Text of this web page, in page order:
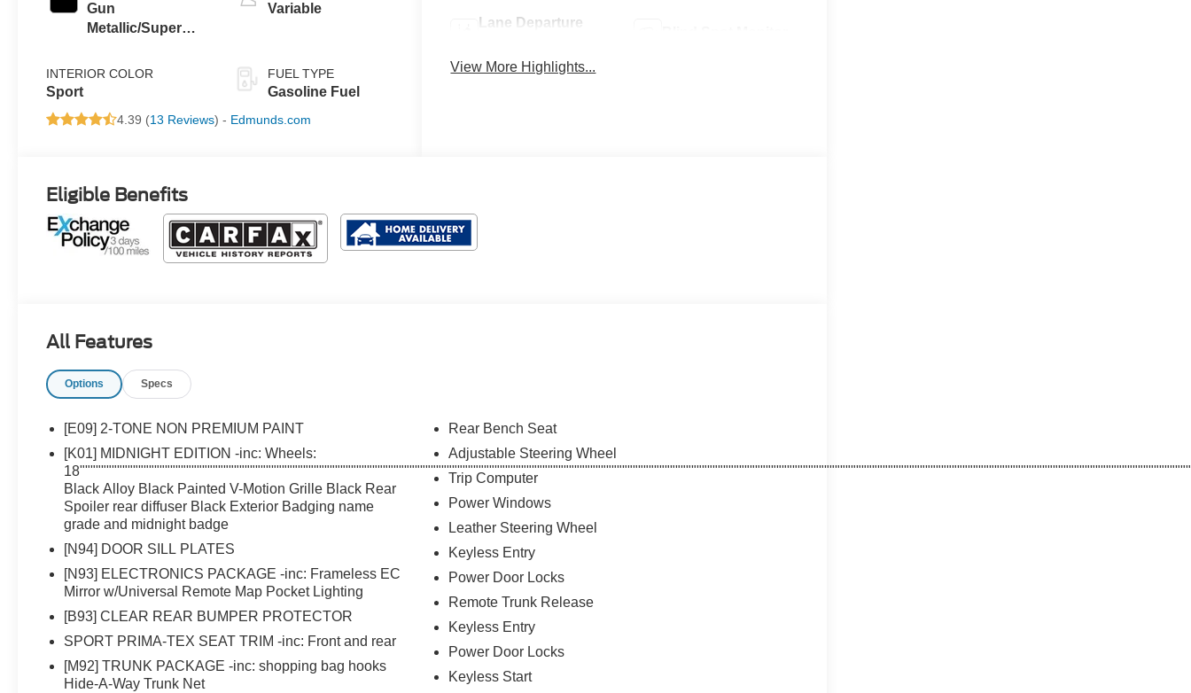
Gun
Metallic/Super
INTERIOR COLOR
Sport
Variable
FUEL TYPE
Gasoline Fuel
4.39 (13 Reviews) - Edmunds.com
Lane Departure
View More Highlights...
Eligible Benefits
All Features
Options Specs
[E09] 2-TONE NON PREMIUM PAINT
[K01] MIDNIGHT EDITION -inc: Wheels: 18"""""""""""""""""""""""""""""""""""""""""""""""""""""""""""""""""""""""""""""""""""""""""""""""""""""""""""""""""""""""""""""""""""""""""""""""""""""""""""""""""""""""""""""""""""""""""""""""""""""""""""""""""""""""""""""""""""""""""""""""""""""""""""""""""""""""""""""""""""""""""""""""""""""""""""""""""""""""""""""""""""""""""""""""""""""""""""""""""""""""""""""""""""""""""""""""""""""""""""""""""""""""""""""""""""""""""""""""""""""""""""""""""""""""""""""""""""""""""""""""""""""""""""""""""""""""""""""""""""""""""""""""""""""""""""""""""""""""""""""""""""""""""""""""""""""""""""""""""""""""""""""""""""""""""""""""""""""""""""""""""""""""""""""""""""""""""""""""""""""""""""""""""""""""""""""""""""""""""""""""""""""""""""""""""""""""""""""""""""""""""""""""""""""""""""""""""""""""""""""""""""""""""""""""""""""""""""""""""""""""""""""""""""""""""""""""""""""""""""""""""""""""""""""""""""""""""""""""""""""""""""""""""""""""""""""""""""""""""""""""""""""""""""""""""""""""""""""""""""""""""""""""""""""""""""""""""""""""""""""""""""""""""""""""""""""""""""""""""""""""""""""""""""""""""""""""""""""""""""""""""""""""""""""""""""""""""""""""""""""""""""""""""""""""""""""""""""""""""""""""""""""""""""""""""""""""""""""""""""""""""""""""""""""""""""""""""""""""""""""""""""""""""""""""""""""""""""""""""""""""""""""""""""""""""""""""""""""""""""""""""""""""""""""""""""""""""""""""""""""""""""""""""""""""""""""""""""""""""""""""""""""""""""""""""""""""""""""""""""""""""""""""""""""""""""""""""""""""""""""""""""""""""""""""""""""""""""""""""""""""""""""""""""""""""""""""""""""""""""""""""""""""""""""""""""""""""""""""""""""""""""""""""""""""""""""""""""""""""""""""""""""""""""""""""""""""""""""""""""""""""""""""""""""""""""""""""""""""""""""""""""""""""""""""""""""""""""""""""""""""""""""""""""""""""""""""""""""""""""""""""""""""""""""""""""""""""""""""""""""""""""""""""""""""""""""""""""""""""""""""""""""""""""""""""""""""""""""""""""""""""""""""""""""""""""""""""""""""""""""""""""""""""""""""""""""""""""""""""""""""""""""""""""""""""""""""""""""""""""""""""""""""""""""""""""""""""""""""""""""""""""""""""""""""""""""""""""""""""""""""""""""""""""""""""""""""""""""""""""""""""""""""""""""""""""""""""""""""""""""""""""""""""""""""""""""""""""""""""""""""""""""""""""""""""""""""""""""""""""""""""""""""""""""""""""""""""""""""""""""""""""""""""""""""""""""""""""""""""""""""""""""""""""""""""""""""""""""""""""""""""""""""""""""""""""""""""""""""""""""""""""""""""""""""""""""""""""""""""""""""""""""""""""""""""""""""""""""""""""""""""""""""""""""""""""""""""""""""""""""""""""""""""""""""""""""""""""""""""""""""""""""""""""""""""""""""""""""""""""""""""""""""""""""""""""""""""""""""""""""""""""""""""""""""""""""""""""""""""""""""""""""""""""""""""""""""""""""""""""""""""""""""""""""""""""""""""""""""""""""""""""""""""""""""""""""""""""""""""""""""""""""""""""""""""""""""""""""""""""""""""""""""""""""""""""""""""""""""""""""""""""""""""""""""""""""""""""""""""""""""""""""""""""""""""""""""""""""""""""""""""""""""""""""""""""""""""""""""""""""""""""""""""""""""""""""""""""""""""""""""""""""""""""""""""""""""""""""""""""""""""""""""""""""""""""""""""""""""""""""""""""""""""""""""""""""""""""""""""""""""""""""""""""""""""""""""""""""""""""""""""""""""""""""""""""""""""""""""""""""""""""""""""""""""""""""""""""""""""""""""""""""""""""""""""""""""""""""""""""""""""""""""""""""""""""""""""""""""""""""""""""""""""""""""""""""""""""""""""""""""""""""""""""""""""""""""""""""""""""""""""""""""""""""""""""""""""""""""""""""""""""""""""""""""""""""""""""""""""""""""""""""""""""""""""""""""""""""""""""""""""""""""""""""""""""""""""""""""""""""""""""""""""""""""""""""""""""""""""""""""""""""""""""""""""""""""""""""""""""""""""""""""""""""""""""""""""""""""""""""""""""""""""""""""""""""""""""""""""""""""""""""""""""""""""""""""""""""""""""""""""""""""""""""""""""""""""""""""""""""""""""""""""""""""""""""""""""""""""""""""""""""""""""""""""""""""""""""""""""""""""""""""""""""""""""""""""""""""""""""""""""""""""""""""""""""""""""""""""""""""""""""""""""""""""""""""""""""""""""""""""""""""""""""""""""""""""""""""""""""""""""""""""""""""""""""""""""""""""""""""""""""""""""""""""""""""""""""""""""""""""""""""""""""""""""""""""""""""""""""""""""""""""""""""""""""""""""""""""""""""""""""""""""""""""""""""""""""""""""""""""""""""""""""""""""""""""""""""""""""""""""""""""""""""""""""""""""""""""""""""""""""""""""""""""""""""""""""""""""""""""""""""""""""""""""""""""""""""""""""""""""""""""""""""""""""""""""""""""""""""""""""""""""""""""""""""""""""""""""""""""""""""""""""""""""""""""""""""""""""""""""""""""""""""""""""""""""""""""""""""""""""""""""""""""""""""""""""""""""""""""""""""""""""""""""""""""""""""""""""""""""""""""""""""""""""""""""""""""""""""""""""""""""""""""""""""""""""""""""""""""""""""""""""""""""""""""""""""""""""""""""""""""""""""""""""""""""""""""""""""""""""""""""""""""""""""""""""""""""""""""""""""""""""""""""""""""""""""""""""""""""""""""""""""""""""""""""""""""""""""""""""""""""""""""""""""""""""""""""""""""""""""""""""""""""""""""""""""""""""""""""""""""""""""""""""""""""""""""""""""""""""""""""""""""""""""""""""""""""""""""""""""""""""""""""""""""""""""""""""""""""""""""""""""""""""""""""""""""""""""""""""""""""""""""""""""""""""""""""""""""""""""""""""""""""""""""""""""""""""""""""""""""""""""""""""""""""""""""""""""""""""""""""""""""""""""""""""""""""""""""""""""""""""""""""""""""""""""""""""""""""""""""""""""""""""""""""""""""""""""""""""""""""""""""""""""""""""""""""""""""""""""""""""""""""""""""""""""""""""""""""""""""""""""""""""""""""""""""""""""""""""""""""""""""""""""""""""""""""""""""""""""""""""""""""""""""""""""""""""""""""""""""""""""""""""""""""""""""""""""""""""""""""""""""""""""""""""""""""""""""""""""""""""""""""""""""""""""""""""""""""""""""""""""""""""""""""""""""""""""""""""""""""""""""""""""""""""""""""""""""""""""""""""""""""""""""""""""""""""""""""""""""""""""""""""""""""""""""""""""""""""""""""""""""""""""""""""""""""""""""""""""""""""""""""""""""""""""""""""""""""""""""""""""""""""""""""""""""""""""""""""""""""""""""""""""""""""""""""""""""""""""""""""""""""""""""""""""""""""""""""""""""""""""""""""""""""""""""""""""""""""""""""""""""""""""""""""""""""""""""""""""""""""""""""""""""""""""""""""""""""""""""""""""""""""""""""""""""""""""""""""""""""""""""""""""""""""""""""""""""""""""""""""""""""""""""""""""""""""""""""""""""""""""""""""""""""""""""""""""""""""""""""""""""""""""""""""""""""""""""""""""""""""""""""""""""""""""""""""""""""""""""""""""""""""""""""""""""""""""""""""""""""""""""""""""""""""""""""""""""""""""""""""""""""""""""""""""""""""""""""""""""""""""""""""""""""""""""""""""""""""""""""""""""""""""""""""""""""""""""""""""""""""""""""""""""""""""""""""""""""""""""""""""""""""""""""""""""""""""""""""""""""""""""""""""""""""""""""""""""""""""""""""""""""""""""""""""""""""""""""""""""""""""""""""""""""""""""""""""""""""""""""""""""""""""""""""""""""""""""""""""""""""""""""""""""""""""""""""""""""""""""""""""""""""""""""""""""""""""""""""""""""""""""""""""""""""""""""""""""""""""""""""""""""""""""""""""""""""""""""""""""""""""""""""""""""""""""""""""""""""""""""""""""""""""""""""""""""""""""""""""""""""""""""""""""""""""""""""""""""""""""""""""""""""""""""""""""""""""""""""""""""""""""""""""""""""""""""""""""""""""""""""""""""""""""""""""""""""""""""""""""""""""""""""""""""""""""""""""""""""""""""""""""""""""""""""""""""""""""""""""""""""""""""""""""""""""""""""""""""""""""""""""""""""""""""""""""""""""""""""""""""""""""""""""""""""""""""""""""""""""""""""""""""""""""""""""""""""""""""""""""""""""""""""""""""""""""""""""""""""""""""""""""""""""""""""""""""""""""""""""""""""""""""""""""""""""""""""""""""""""""""""""""""""""""""""""""""""""""""""""""""""""""""""""""""""""""""""""""""""""""""""""""""""""""""""""""""""""""""""""""""""""""""""""""""""""""""""""""""""""""""""""""""""""""""""""""""""""""""""""""""""""""""""""""""""""""""""""""""""""""""""""""""""""""""""""""""""""""""""""""""""""""""""""""""""""""""""""""""""""""""""""""""""""""""""""""""""""""""""""""""""""""""""""""""""""""""""""""""""""""""""""""""""""""""""""""""""""""""""""""""""""""""""""""""""""""""""""""""""""""""""""""""""""""""""""""""""""""""""""""""""""""""""""""""""""""""""""""""""""""""""""""""""""""""""""""""""""""""""""""""""""""""""""""""""""""""""""""""""""""""""""""""""""""""""""""""""""""""""""""""""""""""""""""""""""""""""""""""""""""""""""""""""""""""""""""""""""""""""""""""""""""""""""""""""""""""""""""""""""""""""""""""""""""""""""""""""""""""""""""""""""""""""""""""""""""""""""""""""""""""""""""""""""""""""""""""""""""""""""""""""""""""""""""""""""""""""""""""""""""""""""""""""""""""""""""""""""""""""""""""""""""""""""""""""""""""""""""""""""""""""""""""""""""""""""""""""""""""""""""""""""""""""""""""""""""""""""""""""""""""""""""""""""""""""""""""""""""""""""""""""""""""""""""""""""""""""""""""""""""""""""""""""""""""""""""""""""""""""""""""""""""""""""""""""""""""""""""""""""""""""""""""""""""""""""""""""""""""""""""""""""""""""""""""""""""""""""""""""""""""""""""""""""""""""""""""""""""""""""""""""""""""""""""""""""""""""""""""""""""""""""""""""""""""""""""""""""""""""""""""""""""""""""""""""""""""""""""""""""""""""""""""""""""""""""""""""""""""""""""""""""""""""""""""""""""""""""""""""""""""""""""""""""""""""""""""""""""""""""""""""""""""""""""""""""""""""""""""""""""""""""""""""""""""""""""""""""""""""""""""""""""""""""""""""""""""""""""""""""""""""""""""""""""""""""""""""""""""""""""""""""""""""""""""""""""""""""""""""""""""""""""""""""""""""""""""""""""""""""""""""""""""""""""""""""""""""""""""""""""""""""""""""""""""""""""""""""""""""""""""""""""""""""""""""""""""""""""""""""""""""""""""""""""""""""""""""""""""""""""""""""""""""""""""""""""""""""""""""""""""""""""""""""""""""""""""""""""""""""""""""""""""""""""""""""""""""""""""""""""""""""""""""""""""""""""""""""""
[N94] DOOR SILL PLATES
[N93] ELECTRONICS PACKAGE -inc: Frameless EC
Mirror w/Universal Remote Map Pocket Lighting
[B93] CLEAR REAR BUMPER PROTECTOR
SPORT PRIMA-TEX SEAT TRIM -inc: Front and rear
[M92] TRUNK PACKAGE -inc: shopping bag hooks
Hide-A-Way Trunk Net
Rear Bench Seat
Adjustable Steering Wheel
Trip Computer
Power Windows
Leather Steering Wheel
Keyless Entry
Power Door Locks
Remote Trunk Release
Keyless Entry
Power Door Locks
Keyless Start